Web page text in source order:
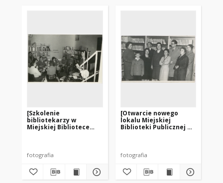
[Szkolenie
bibliotekarzy w
Miejskiej Bibliotece
fotografia
[Otwarcie nowego
lokalu Miejskiej
Biblioteki Publicznej w
fotografia